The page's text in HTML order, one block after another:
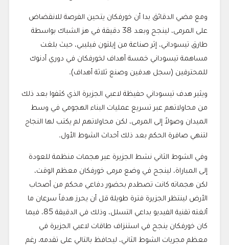
ومع مضي الدقائق بدا أن خورفكان يتحين الفرصة للانقضاض
على المرمى، لينجح وبعد 38 دقيقة في هز الشباك بواسطة
طارق تيسوداني، إثر صناعة من إيلتون فيليبي، حيث بلغت
مساهمة تيسوداني خمسة أهداف لخورفكان في دوري أدنوك
للمحترفين (سجل هدفين وصنع ثلاثة أهداف).
ويثير هدف تيسوداني حفيظة لاعبي الجزيرة الذي كثفوا بعد ذلك
من محاولاتهم عبر تسريع عمليات البناء الهجومي في وسط
الميدان وصولاً إلى المرمى، لكن محاولاتهم لم يكتب لها النجاح
لتنهي صافرة الحكم بعد ذلك أحداث الشوط الأول.
وفي الشوط الثاني نشط الجزيرة عبر هجمات منظمة للعودة
إلى المباراة، لينجح في وضع مرمى خورفكان معظم الوقت،
لكن هجماته كانت تصطدم بحضور دفاعي محكم من أصحاب
الأرض لينتظر الجزيرة فترة طويلة قل أن يحرز هدفاً سرعان ما
ألغته تقنية الفيديو بداعي التسلل، وذلك في الدقيقة 85، فيما
كان خورفكان ينجح في استنزاف طاقات لاعبي الجزيرة في
معظم مجريات الشوط الثاني، ليحافظ بالتالي على تقدمه، رغم